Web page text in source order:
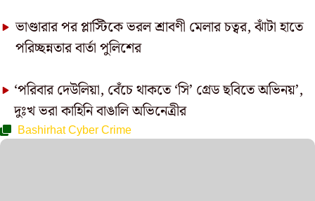
ভাণ্ডারার পর প্লাস্টিকে ভরল শ্রাবণী মেলার চত্বর, ঝাঁটা হাতে
পরিচ্ছন্নতার বার্তা পুলিশের
‘পরিবার দেউলিয়া, বেঁচে থাকতে ‘সি’ গ্রেড ছবিতে অভিনয়’,
দুঃখ ভরা কাহিনি বাঙালি অভিনেত্রীর
Bashirhat Cyber Crime